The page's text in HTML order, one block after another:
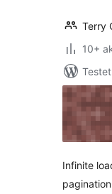
Terry
10+
Infinite